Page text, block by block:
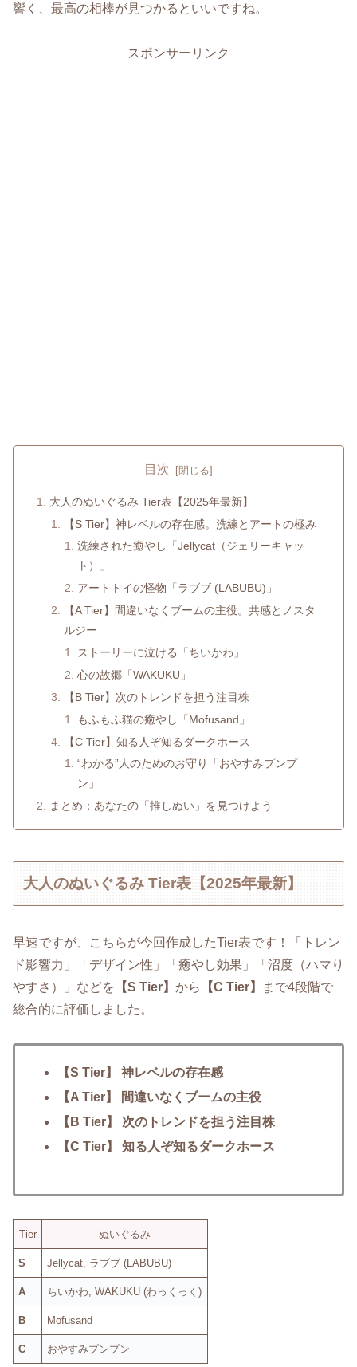
響く、最高の相棒が見つかるといいですね。
スポンサーリンク
目次
大人のぬいぐるみ Tier表【2025年最新】
【S Tier】神レベルの存在感。洗練とアートの極み
洗練された癒やし「Jellycat（ジェリーキャッ
ト）」
アートトイの怪物「ラブブ (LABUBU)」
【A Tier】間違いなくブームの主役。共感とノスタ
ルジー
ストーリーに泣ける「ちいかわ」
心の故郷「WAKUKU」
【B Tier】次のトレンドを担う注目株
もふもふ猫の癒やし「Mofusand」
【C Tier】知る人ぞ知るダークホース
“わかる”人のためのお守り「おやすみプンプ
ン」
まとめ：あなたの「推しぬい」を見つけよう
大人のぬいぐるみ Tier表【2025年最新】
早速ですが、こちらが今回作成したTier表です！「トレン
ド影響力」「デザイン性」「癒やし効果」「沼度（ハマり
やすさ）」などを
【S Tier】 から 【C Tier】
まで4段階で
総合的に評価しました。
【S Tier】 神レベルの存在感
【A Tier】 間違いなくブームの主役
【B Tier】 次のトレンドを担う注目株
【C Tier】 知る人ぞ知るダークホース
Tier ぬいぐるみ
S Jellycat, ラブブ (LABUBU)
A ちいかわ, WAKUKU (わっくっく)
B Mofusand
C おやすみプンプン